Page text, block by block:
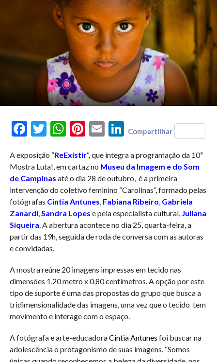
FacebookTwitterWhatsAppPinterest
Email LinkedIn
Compartilhar
A exposição “ReExistir“, que integra a programação da 10ª
Mostra Luta!, em cartaz no Museu da Imagem e do Som
de Campinas até o dia 28 de outubro, é a primeira
intervenção do coletivo feminino “Carolinas”, formado pelas
fotógrafas Cintia Antunes Fabiana Ribeiro Gabriela
Zanardi, Sandra Lopes e pela especialista cultural, Juliana
Siqueira . A abertura acontece no dia 25, quarta-feira, a
partir das 19h, seguida de roda de conversa com as autoras
e convidadas.
A mostra reúne 20 imagens impressas em tecido nas
dimensões 1,20 metro x 0,80 centímetros. A opção por este
tipo de suporte é uma das propostas do grupo que busca a
tridimensionalidade das imagens, uma vez que o tecido tem
movimento e interage com o espaço.
A fotógrafa e arte-educadoraCintia Antunes foi buscar na
adolescência o protagonismo de suas imagens. “Somos